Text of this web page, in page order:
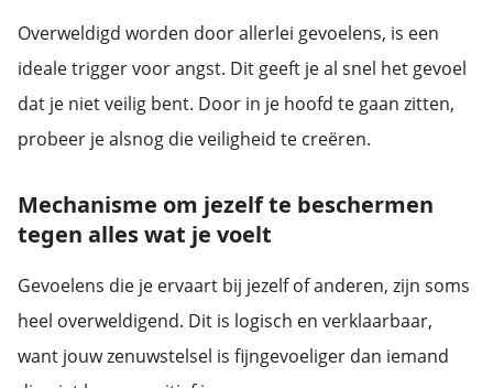
Overweldigd worden door allerlei gevoelens, is een
ideale trigger voor angst. Dit geeft je al snel het gevoel
dat je niet veilig bent. Door in je hoofd te gaan zitten,
probeer je alsnog die veiligheid te creëren.
Mechanisme om jezelf te beschermen
tegen alles wat je voelt
Gevoelens die je ervaart bij jezelf of anderen, zijn soms
heel overweldigend. Dit is logisch en verklaarbaar,
want jouw zenuwstelsel is fijngevoeliger dan iemand